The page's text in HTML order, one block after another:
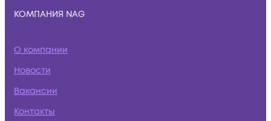
КОМПАНИЯ NAG
О компании
Новости
Вакансии
Контакты